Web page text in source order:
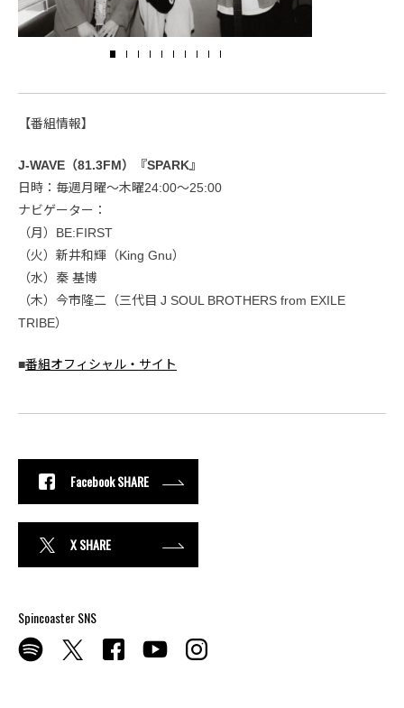
【番組情報】
J-WAVE（81.3FM）『SPARK』
日時：毎週月曜～木曜24:00～25:00
ナビゲーター：
（月）BE:FIRST
（火）新井和輝（King Gnu）
（水）秦 基博
（木）今市隆二（三代目 J SOUL BROTHERS from EXILE
TRIBE）
■番組オフィシャル・サイト
Facebook SHARE
X SHARE
Spincoaster SNS